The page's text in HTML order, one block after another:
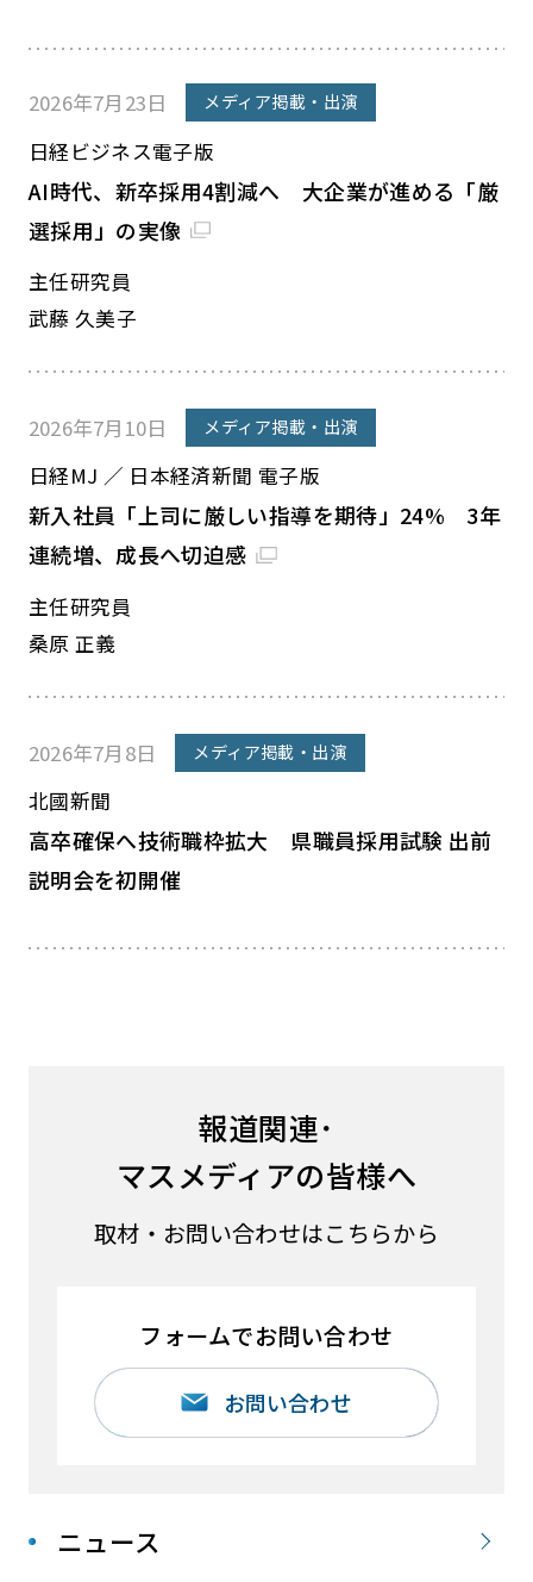
ニュース
2026年7月23日 メディア掲載・出演
日経ビジネス電子版
AI時代、新卒採用4割減へ 大企業が進める「厳
選採用」の実像
主任研究員
武藤 久美子
2026年7月10日 メディア掲載・出演
日経MJ ／ 日本経済新聞 電子版
新入社員「上司に厳しい指導を期待」24% 3年
連続増、成長へ切迫感
主任研究員
桑原 正義
2026年7月8日 メディア掲載・出演
北國新聞
高卒確保へ技術職枠拡大 県職員採用試験 出前
説明会を初開催
報道関連･
マスメディアの皆様へ
取材・お問い合わせはこちらから
フォームでお問い合わせ
お問い合わせ